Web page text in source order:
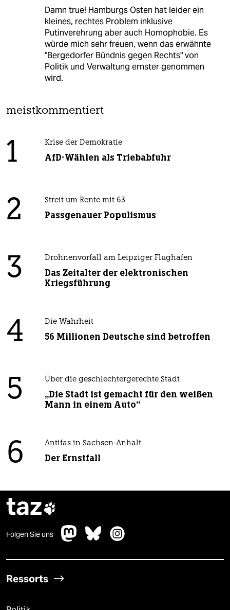
Damn true! Hamburgs Osten hat leider ein
kleines, rechtes Problem inklusive
Putinverehrung aber auch Homophobie. Es
würde mich sehr freuen, wenn das erwähnte
"Bergedorfer Bündnis gegen Rechts" von
Politik und Verwaltung ernster genommen
wird.
meistkommentiert
1 Krise der Demokratie
AfD-Wählen als Triebabfuhr
2 Streit um Rente mit 63
Passgenauer Populismus
3 Drohnenvorfall am Leipziger Flughafen
Das Zeitalter der elektronischen
Kriegsführung
4 Die Wahrheit
56 Millionen Deutsche sind betroffen
5 Über die geschlechtergerechte Stadt
„Die Stadt ist gemacht für den weißen
Mann in einem Auto“
6 Antifas in Sachsen-Anhalt
Der Ernstfall
taz
Folgen Sie uns
Ressorts